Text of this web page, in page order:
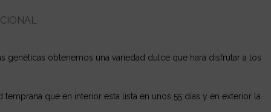
genéticas obtenemos una variedad dulce que hará disfrutar a los
que en interior esta lista en unos 55 días y en exterior la